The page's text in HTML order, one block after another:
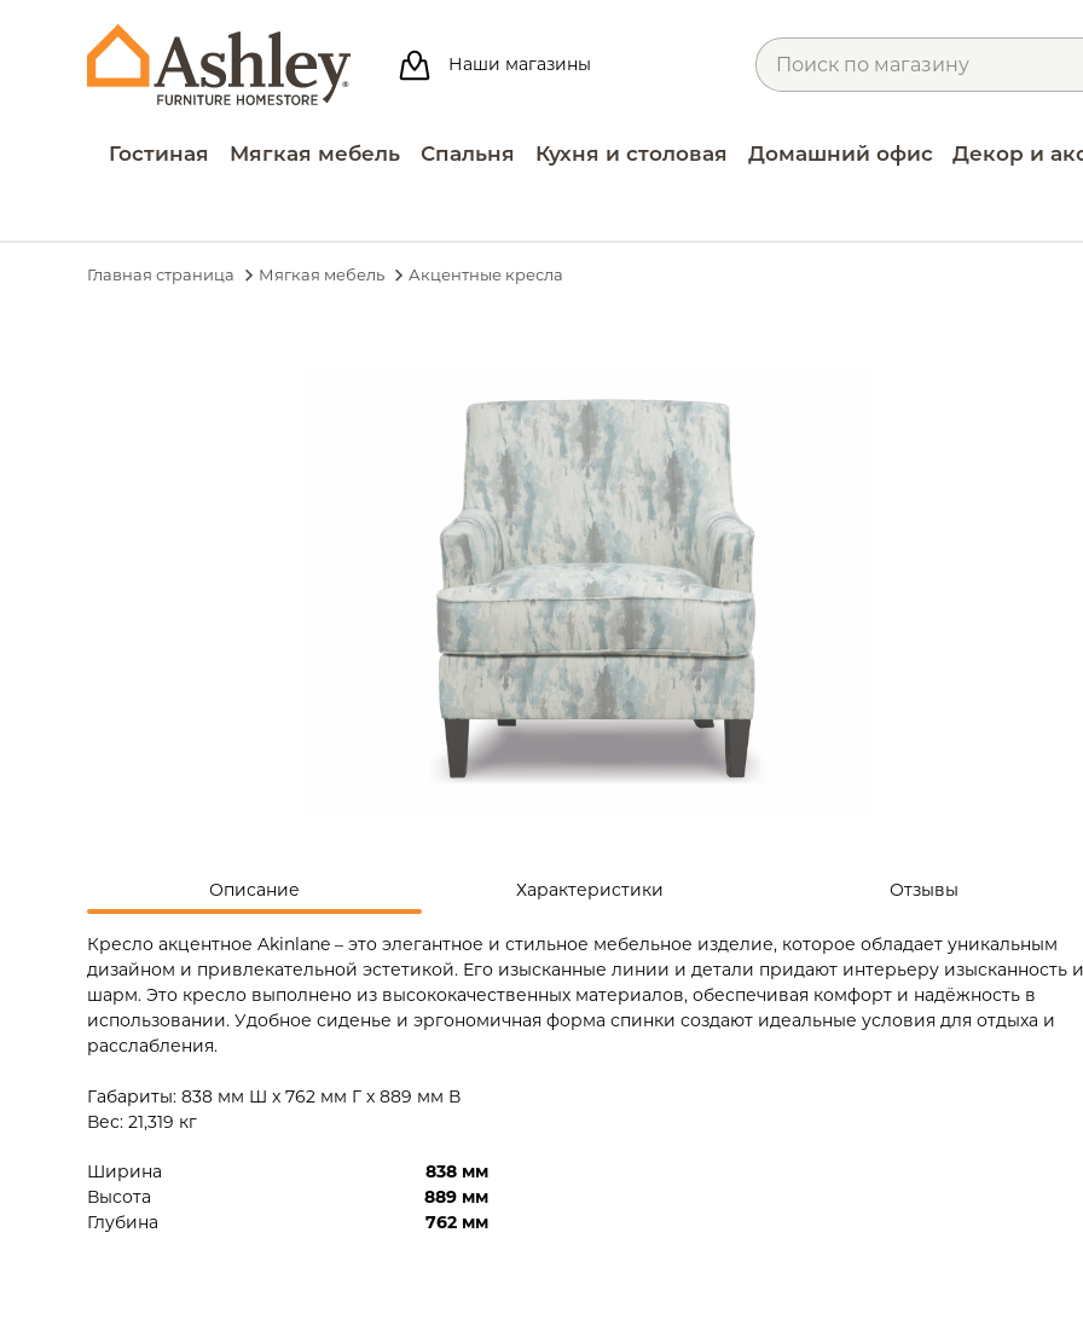
Наши магазины
Гостиная Мягкая мебель Спальня Кухня и столовая Домашний офис Декор и
Главная страница Мягкая мебель Акцентные кресла
Описание Характеристики Отзывы
Кресло акцентное Akinlane – это элегантное и стильное мебельное изделие, которое обладает уникальным
дизайном и привлекательной эстетикой. Его изысканные линии и детали придают интерьеру изысканность и
шарм. Это кресло выполнено из высококачественных материалов, обеспечивая комфорт и надёжность в
использовании. Удобное сиденье и эргономичная форма спинки создают идеальные условия для отдыха и
расслабления.
Габариты: 838 мм Ш x 762 мм Г x 889 мм В
Вес: 21,319 кг
Ширина
838 мм
Высота
889 мм
Глубина
762 мм